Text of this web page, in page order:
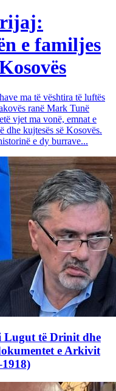
e familjes
ma të vështira të luftës
ranë Mark Tunë
vjet ma vonë, emnat e
dhe kujtesës së Kosovës.
e dy burrave...
të Drinit dhe
e Arkivit